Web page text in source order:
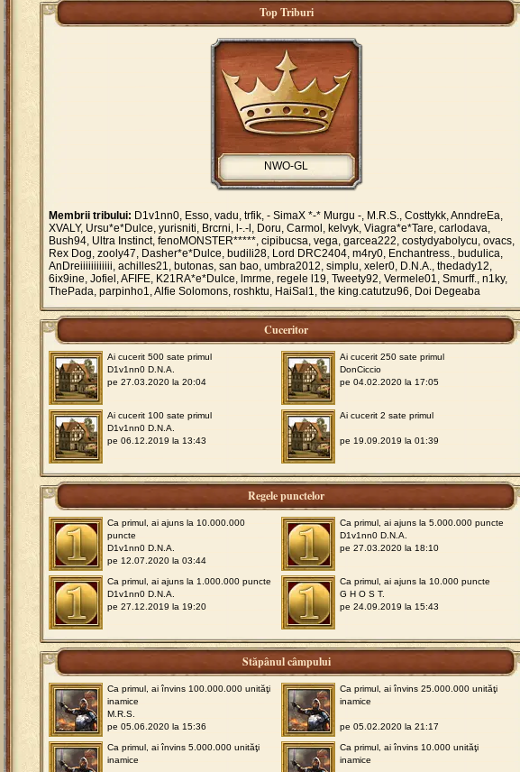
Top Triburi
NWO-GL
Membrii tribului: D1v1nn0, Esso, vadu, trfik, - SimaX *-* Murgu -, M.R.S., Costtykk, AnndreEa,
XVALY, Ursu*e*Dulce, yurisniti, Brcrni, l-.-l, Doru, Carmol, kelvyk, Viagra*e*Tare, carlodava,
Bush94, Ultra Instinct, fenoMONSTER*****, cipibucsa, vega, garcea222, costydyabolycu, ovacs,
Rex Dog, zooly47, Dasher*e*Dulce, budili28, Lord DRC2404, m4ry0, Enchantress., budulica,
AnDreiiiiiiiiiiii, achilles21, butonas, san bao, umbra2012, simplu, xeler0, D.N.A., thedady12,
6ix9ine, Jofiel, AFIFE, K21RA*e*Dulce, lmrme, regele l19, Tweety92, Vermele01, Smurff., n1ky,
ThePada, parpinho1, Alfie Solomons, roshktu, HaiSal1, the king.catutzu96, Doi Degeaba
Cuceritor
Ai cucerit 500 sate primul
D1v1nn0 D.N.A.
pe 27.03.2020 la 20:04
Ai cucerit 250 sate primul
DonCiccio
pe 04.02.2020 la 17:05
Ai cucerit 100 sate primul
D1v1nn0 D.N.A.
pe 06.12.2019 la 13:43
Ai cucerit 2 sate primul
pe 19.09.2019 la 01:39
Regele punctelor
Ca primul, ai ajuns la 10.000.000
puncte
D1v1nn0 D.N.A.
pe 12.07.2020 la 03:44
Ca primul, ai ajuns la 5.000.000 puncte
D1v1nn0 D.N.A.
pe 27.03.2020 la 18:10
Ca primul, ai ajuns la 1.000.000 puncte
D1v1nn0 D.N.A.
pe 27.12.2019 la 19:20
Ca primul, ai ajuns la 10.000 puncte
G H O S T.
pe 24.09.2019 la 15:43
Stăpânul câmpului
Ca primul, ai învins 100.000.000 unităţi
inamice
M.R.S.
pe 05.06.2020 la 15:36
Ca primul, ai învins 25.000.000 unităţi
inamice
pe 05.02.2020 la 21:17
Ca primul, ai învins 5.000.000 unităţi
inamice
Ca primul, ai învins 10.000 unităţi
inamice